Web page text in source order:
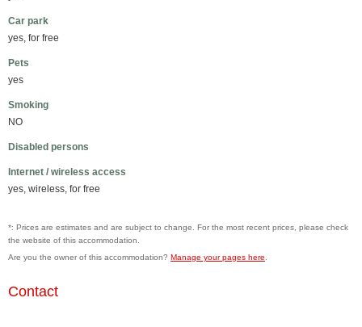
Car park
yes, for free
Pets
yes
Smoking
NO
Disabled persons
Internet / wireless access
yes, wireless, for free
*: Prices are estimates and are subject to change. For the most recent prices, please check
the website of this accommodation.
Are you the owner of this accommodation? Manage your pages here
Contact